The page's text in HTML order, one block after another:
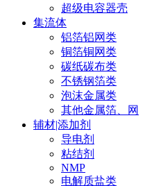
超级电容器壳
集流体
铝箔铝网类
铜箔铜网类
碳纸碳布类
不锈钢箔类
泡沫金属类
其他金属箔、网
辅材|添加剂
导电剂
粘结剂
NMP
电解质盐类